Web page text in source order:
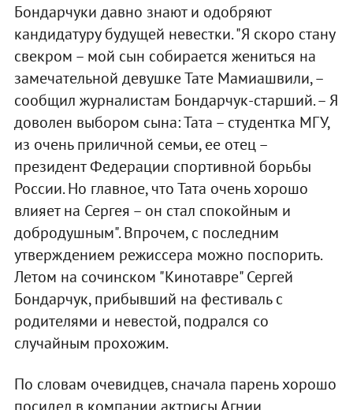
Бондарчуки давно знают и одобряют
кандидатуру будущей невестки."Я скоро стану
свекром – мой сын собирается жениться на
замечательной девушке Тате Мамиашвили, –
сообщил журналистам Бондарчук-старший. – Я
доволен выбором сына: Тата – студентка МГУ,
из очень приличной семьи, ее отец –
президент Федерации спортивной борьбы
России. Но главное, что Тата очень хорошо
влияет на Сергея – он стал спокойным и
добродушным".Впрочем, с последним
утверждением режиссера можно поспорить.
Летом на сочинском "Кинотавре" Сергей
Бондарчук, прибывший на фестиваль с
родителями и невестой, подрался со
случайным прохожим.
По словам очевидцев, сначала парень хорошо
посидел в компании актрисы Агнии